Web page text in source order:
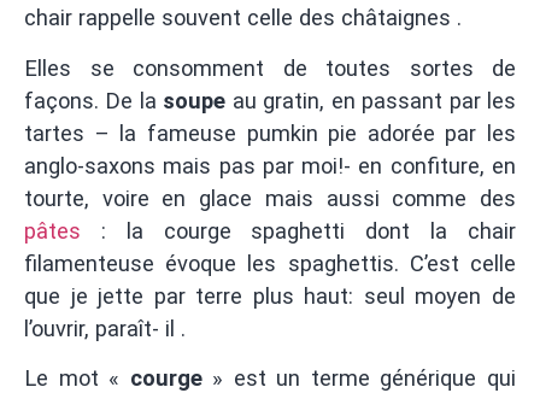
chair rappelle souvent celle des châtaignes .
Elles se consomment de toutes sortes de
façons. De la soupe au gratin, en passant par les
tartes – la fameuse pumkin pie adorée par les
anglo-saxons mais pas par moi!- en confiture, en
tourte, voire en glace mais aussi comme des
pâtes : la courge spaghetti dont la chair
filamenteuse évoque les spaghettis. C’est celle
que je jette par terre plus haut: seul moyen de
l’ouvrir, paraît- il .
Le mot « courge» est un terme générique qui